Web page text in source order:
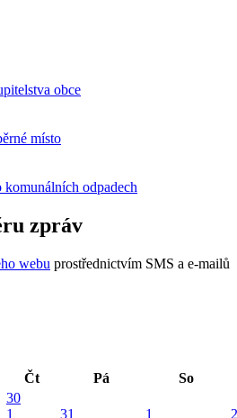
obce
místo
odpadech
zpráv
webu prostřednictvím SMS a e-mailů
Čt Pá
So
30
1
31
1
2